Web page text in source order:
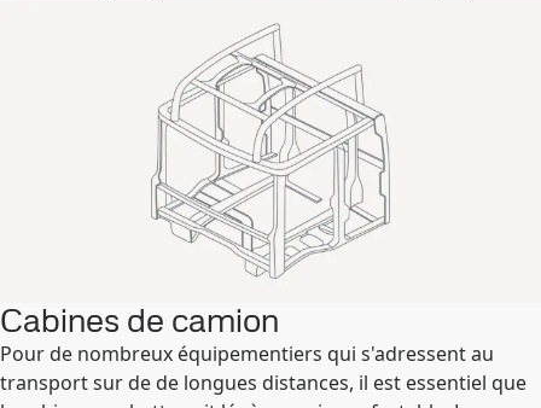
Cabines de camion
Pour de nombreux équipementiers qui s'adressent au
transport sur de de longues distances, il est essentiel que